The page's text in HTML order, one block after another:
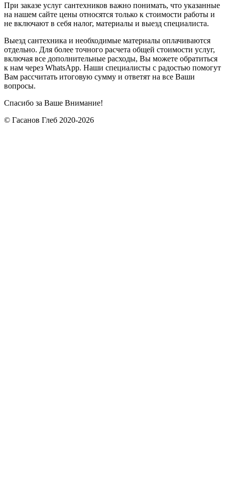
При заказе услуг сантехников важно понимать, что указанные
на нашем сайте цены относятся только к стоимости работы и
не включают в себя налог, материалы и выезд специалиста.
Выезд сантехника и необходимые материалы оплачиваются
отдельно. Для более точного расчета общей стоимости услуг,
включая все дополнительные расходы, Вы можете обратиться
к нам через WhatsApp. Наши специалисты с радостью помогут
Вам рассчитать итоговую сумму и ответят на все Ваши
вопросы.
Спасибо за Ваше Внимание!
© Гасанов Глеб 2020-2026